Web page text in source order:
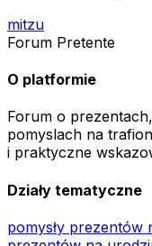
mitzu
Forum Pretente
O platformie
Forum o
pomyslach na
i praktyczne
Działy tematyczne
pomysły prezentów